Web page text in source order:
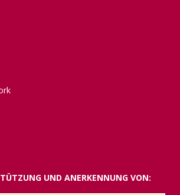
UND ANERKENNUNG VON: